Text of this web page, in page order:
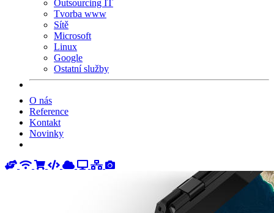
Outsourcing IT
Tvorba www
Sítě
Microsoft
Linux
Google
Ostatní služby
O nás
Reference
Kontakt
Novinky